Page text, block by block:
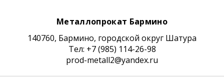
Металлопрокат Бармино
140760, Бармино, городской округ Шатура
Тел: +7 (985) 114-26-98
prod-metall2@yandex.ru